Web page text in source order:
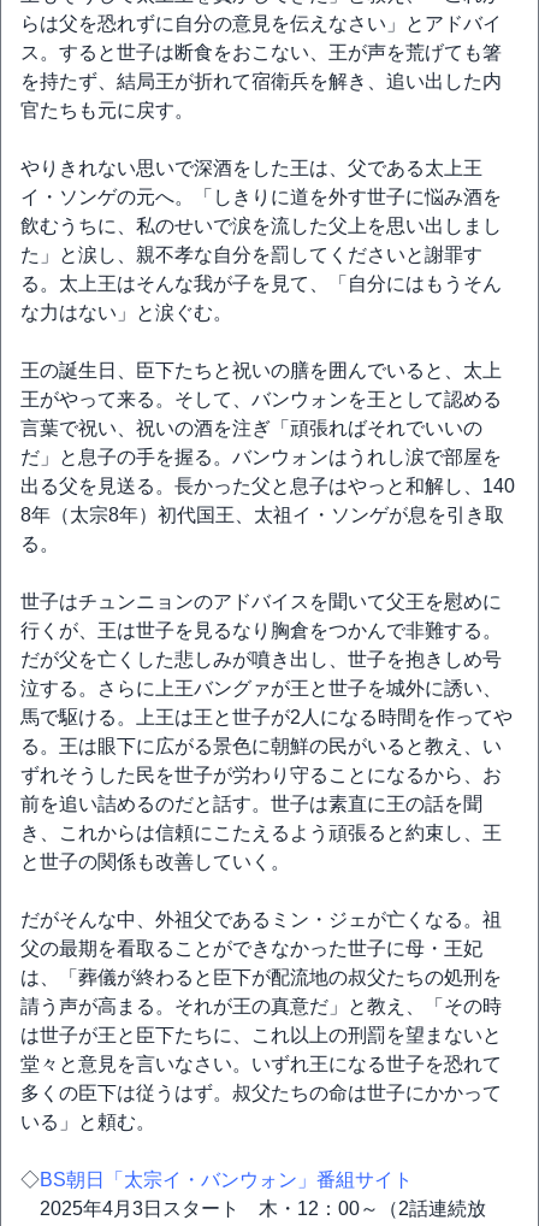
らは父を恐れずに自分の意見を伝えなさい」とアドバイ
ス。すると世子は断食をおこない、王が声を荒げても箸
を持たず、結局王が折れて宿衛兵を解き、追い出した内
官たちも元に戻す。
やりきれない思いで深酒をした王は、父である太上王
イ・ソンゲの元へ。「しきりに道を外す世子に悩み酒を
飲むうちに、私のせいで涙を流した父上を思い出しまし
た」と涙し、親不孝な自分を罰してくださいと謝罪す
る。太上王はそんな我が子を見て、「自分にはもうそん
な力はない」と涙ぐむ。
王の誕生日、臣下たちと祝いの膳を囲んでいると、太上
王がやって来る。そして、バンウォンを王として認める
言葉で祝い、祝いの酒を注ぎ「頑張ればそれでいいの
だ」と息子の手を握る。バンウォンはうれし涙で部屋を
出る父を見送る。長かった父と息子はやっと和解し、140
8年（太宗8年）初代国王、太祖イ・ソンゲが息を引き取
る。
世子はチュンニョンのアドバイスを聞いて父王を慰めに
行くが、王は世子を見るなり胸倉をつかんで非難する。
だが父を亡くした悲しみが噴き出し、世子を抱きしめ号
泣する。さらに上王バングァが王と世子を城外に誘い、
馬で駆ける。上王は王と世子が2人になる時間を作ってや
る。王は眼下に広がる景色に朝鮮の民がいると教え、い
ずれそうした民を世子が労わり守ることになるから、お
前を追い詰めるのだと話す。世子は素直に王の話を聞
き、これからは信頼にこたえるよう頑張ると約束し、王
と世子の関係も改善していく。
だがそんな中、外祖父であるミン・ジェが亡くなる。祖
父の最期を看取ることができなかった世子に母・王妃
は、「葬儀が終わると臣下が配流地の叔父たちの処刑を
請う声が高まる。それが王の真意だ」と教え、「その時
は世子が王と臣下たちに、これ以上の刑罰を望まないと
堂々と意見を言いなさい。いずれ王になる世子を恐れて
多くの臣下は従うはず。叔父たちの命は世子にかかって
いる」と頼む。
◇BS朝日「太宗イ・バンウォン」番組サイト
2025年4月3日スタート 木・12：00～（2話連続放